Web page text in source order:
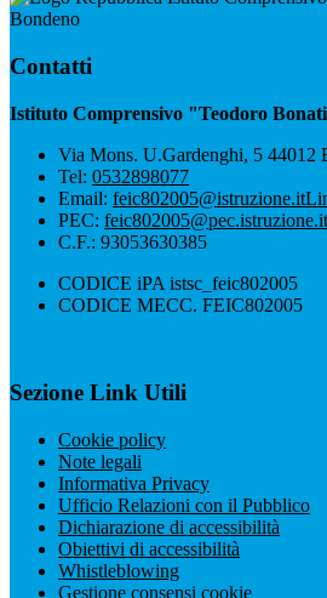
Bondeno
Contatti
Istituto Comprensivo "Teodoro
Via Mons. U.Gardenghi, 5 44012
Tel: 0532898077
Email: feic802005@istruzione.it
PEC: feic802005@pec.istruzione.it
C.F.: 93053630385
CODICE iPA istsc_feic802005
CODICE MECC. FEIC802005
Sezione Link Utili
Cookie policy
Note legali
Informativa Privacy
Ufficio Relazioni con il Pubblico
Dichiarazione di accessibilità
Obiettivi di accessibilità
Whistleblowing
Gestione consensi cookie